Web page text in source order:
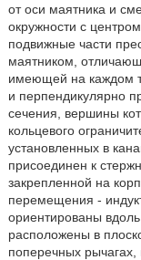
от оси маятника и
окружности с
подвижные части
маятником,
имеющей на каждом
и перпендикулярно
сечения, вершины
кольцевого
установленных в
присоединен к
закрепленной на
перемещения -
ориентированы
расположены в
поперечных рычагах,